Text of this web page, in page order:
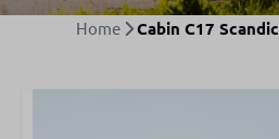
Home Cabin C17 Scandic